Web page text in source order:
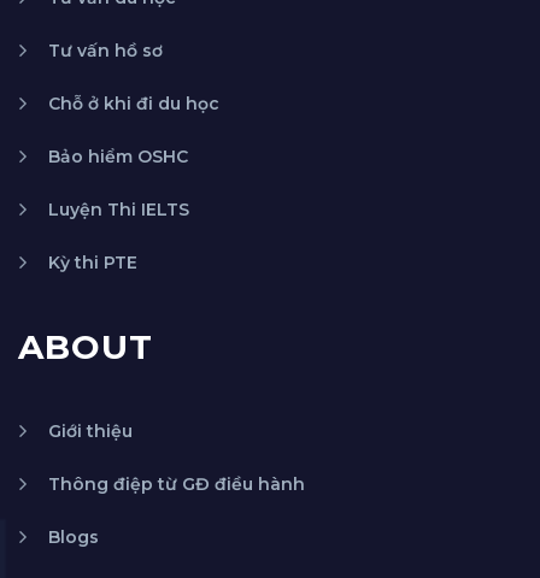
Tư vấn hồ sơ
Chỗ ở khi đi du học
Bảo hiểm OSHC
Luyện Thi IELTS
Kỳ thi PTE
ABOUT
Giới thiệu
Thông điệp từ GĐ điều hành
Blogs